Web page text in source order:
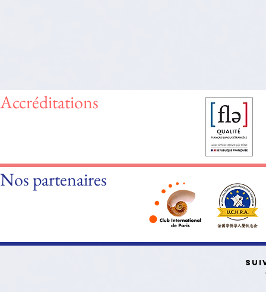
Accréditations
Nos partenaires